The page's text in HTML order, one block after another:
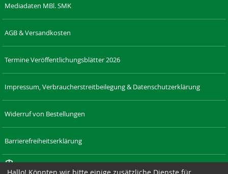
Mediadaten MBl. SMK
AGB & Versandkosten
Termine Veröffentlichungsblätter 2026
Impressum, Verbraucherstreitbeilegung & Datenschutzerklärung
Widerruf von Bestellungen
Barrierefreiheitserklärung
Cookie-Einstellungen